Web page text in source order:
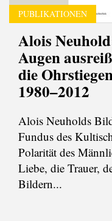
PUBLIKATIONEN
Alois
Augen
die
1980–2012
Alois Neuholds
Fundus des
Polarität des
Liebe, die Trauer,
Bildern...